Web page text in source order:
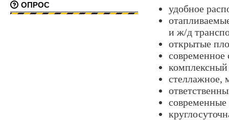
ОПРОС
удобное
и ж/д
открытые
современное
комплексный
стеллажное,
современные